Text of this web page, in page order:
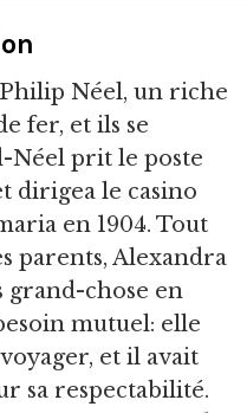
Néel, un riche
fer, et ils se
Néel prit le poste
dirigea le casino
en 1904. Tout
parents, Alexandra
grand-chose en
mutuel: elle
et il avait
sa respectabilité.